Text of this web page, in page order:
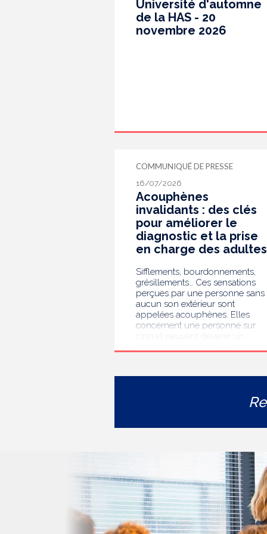
Université d'automne
de la HAS - 20
novembre 2026
COMMUNIQUÉ DE PRESSE
16/07/2026
Acouphènes
invalidants : des clés
pour améliorer le
diagnostic et la prise
en charge des adultes
Sifflements, bourdonnements,
grésillements… Ces sensations
perçues par une personne sans
aucun son extérieur sont
appelées acouphènes. Elles
concernent une personne sur
l’isolement ou de l’anxiété. Face à
thérapeutique rencontrée par les
diagnostic et l’accompagnement
des personnes présentant des
acouphènes chroniques
invalidants . Elle publie
aujourd’hui ses travaux, destinés
aux professionnels de santé [1]
impliqués dans le suivi de ces
patients.